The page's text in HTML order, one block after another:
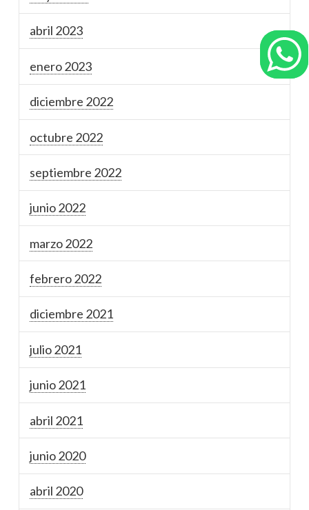
abril 2023
enero 2023
diciembre 2022
octubre 2022
septiembre 2022
junio 2022
marzo 2022
febrero 2022
diciembre 2021
julio 2021
junio 2021
abril 2021
junio 2020
abril 2020